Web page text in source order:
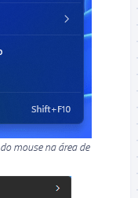
mouse na área de